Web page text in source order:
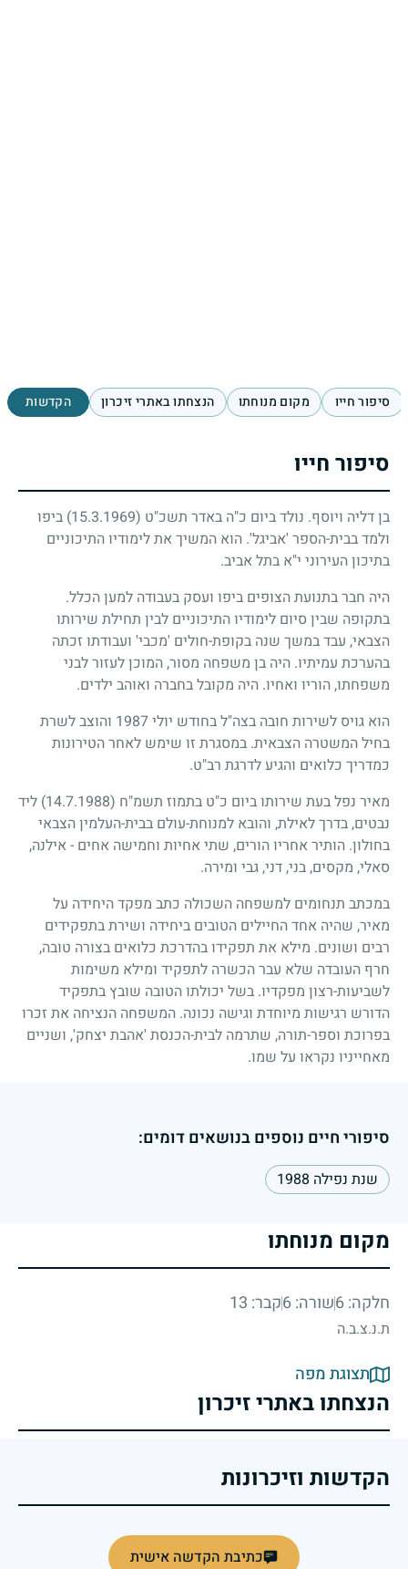
סיפור חייו מקום מנוחתו הנצחתו באתרי זיכרון הקדשות
סיפור חייו
בן דליה ויוסף. נולד ביום כ"ה באדר תשכ"ט (15.3.1969)
ביפו
ולמד בבית-הספר 'אביגל'. הוא המשיך את לימודיו התיכוניים
בתיכון העירוני י"א בתל אביב.
היה חבר בתנועת הצופים ביפו ועסק בעבודה למען הכלל.
בתקופה שבין סיום לימודיו התיכוניים לבין תחילת שירותו
הצבאי, עבד במשך שנה בקופת-חולים 'מכבי' ועבודתו זכתה
בהערכת עמיתיו. היה בן משפחה מסור, המוכן לעזור לבני
משפחתו, הוריו ואחיו. היה מקובל בחברה ואוהב ילדים.
הוא גויס לשירות חובה בצה"ל בחודש יולי1987 והוצב לשרת
בחיל המשטרה הצבאית. במסגרת זו שימש לאחר הטירונות
כמדריך כלואים והגיע לדרגת רב"ט.
מאיר נפל בעת שירותו ביום כ"ט בתמוז תשמ"ח (14.7.1988)
ליד
נבטים, בדרך לאילת, והובא למנוחת-עולם בבית-העלמין הצבאי
בחולון. הותיר אחריו הורים, שתי אחיות וחמישה אחים - אילנה,
סאלי, מקסים, בני, דני, גבי ומירה.
במכתב תנחומים למשפחה השכולה כתב מפקד היחידה על
מאיר, שהיה אחד החיילים הטובים ביחידה ושירת בתפקידים
רבים ושונים. מילא את תפקידו בהדרכת כלואים בצורה טובה,
חרף העובדה שלא עבר הכשרה לתפקיד ומילא משימות
לשביעות-רצון מפקדיו. בשל יכולתו הטובה שובץ בתפקיד
הדורש רגישות מיוחדת וגישה נכונה. המשפחה הנציחה את זכרו
בפרוכת וספר-תורה, שתרמה לבית-הכנסת 'אהבת יצחק', ושניים
מאחייניו נקראו על שמו.
סיפורי חיים נוספים בנושאים דומים:
שנת נפילה 1988
מקום מנוחתו
חלקה: 6 שורה: 6 קבר: 13
ת.נ.צ.ב.ה
תצוגת מפה
הנצחתו באתרי זיכרון
הקדשות וזיכרונות
כתיבת הקדשה אישית